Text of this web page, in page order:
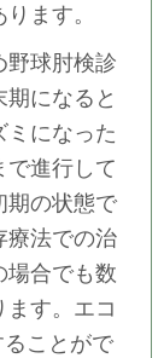
ます。
野球肘検診
になると
ミになった
で進行して
期の状態で
療法での治
場合でも数
す。エコ
ことがで